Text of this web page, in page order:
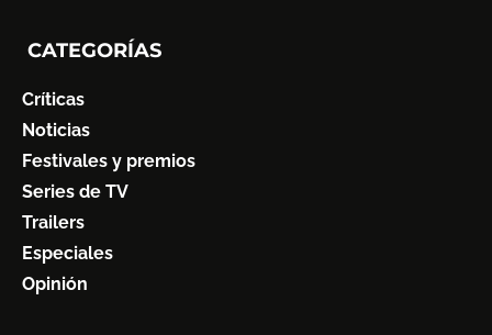
CATEGORÍAS
Críticas
Noticias
Festivales y premios
Series de TV
Trailers
Especiales
Opinión